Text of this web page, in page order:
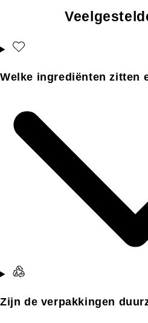
Welke ingrediënten zitten
Zijn de verpakkingen